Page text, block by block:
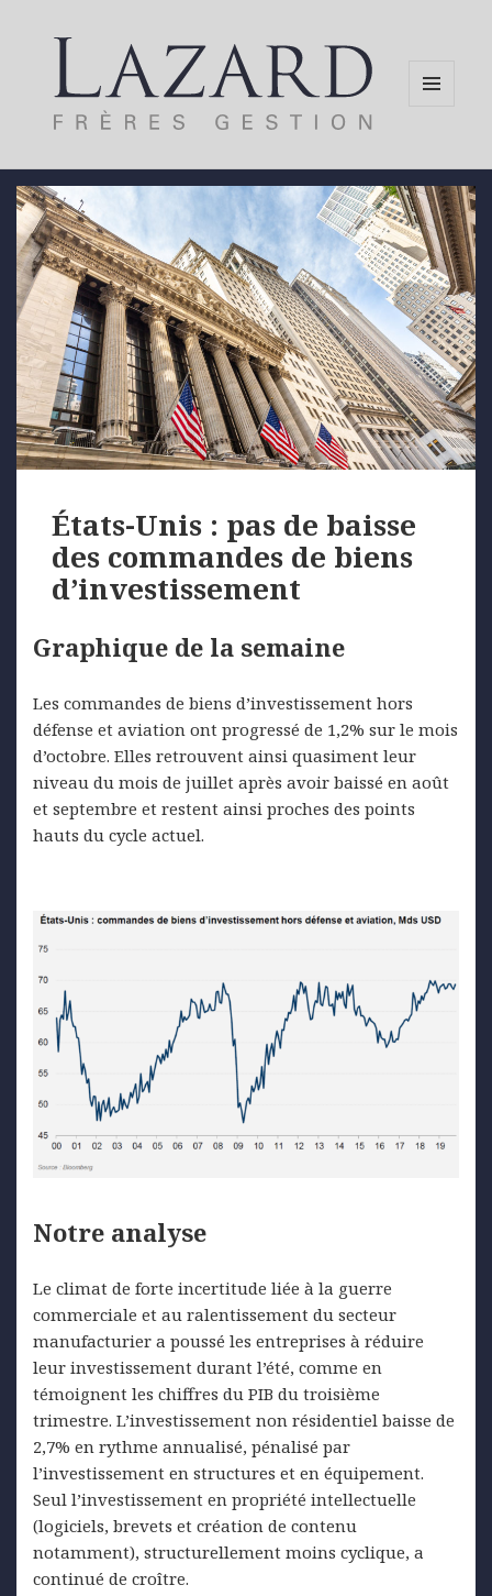
États-Unis : pas de baisse
des commandes de biens
d’investissement
Graphique de la semaine
Les commandes de biens d’investissement hors
défense et aviation ont progressé de 1,2% sur le mois
d’octobre. Elles retrouvent ainsi quasiment leur
niveau du mois de juillet après avoir baissé en août
et septembre et restent ainsi proches des points
hauts du cycle actuel.
Notre analyse
Le climat de forte incertitude liée à la guerre
commerciale et au ralentissement du secteur
manufacturier a poussé les entreprises à réduire
leur investissement durant l’été, comme en
témoignent les chiffres du PIB du troisième
trimestre. L’investissement non résidentiel baisse de
2,7% en rythme annualisé, pénalisé par
l’investissement en structures et en équipement.
Seul l’investissement en propriété intellectuelle
(logiciels, brevets et création de contenu
notamment), structurellement moins cyclique, a
continué de croître.